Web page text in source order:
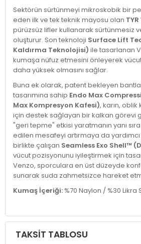
Sektörün sürtünmeyi mikroskobik bir
eden ilk ve tek teknik mayosu olan
pürüzsüz lifler kullanarak sürtünmesiz
oluşturur. Son teknoloji Surface Lift
Kaldırma Teknolojisi) ile tasarlanan
kumaşa nüfuz etmesini önleyerek
daha yüksek olmasını sağlar.
Buna ek olarak, patent bekleyen
tasarımına sahip Endo Max
Max Kompresyon Kafesi), karın,
için destek sağlayan bir kalkan görevi
"geri tepme" etkisi yaratmanın yanı
edilen mesafeyi artırmaya da
birlikte çalışan Seamless Exo Shell™
vücut pozisyonunu iyileştirmek için
Venzo, sporculara en üst düzeyde
sunarak suda zahmetsizce hareket
Kumaş İçeriği: %70 Naylon / %30 Likra
TAKSIT TABLOSU